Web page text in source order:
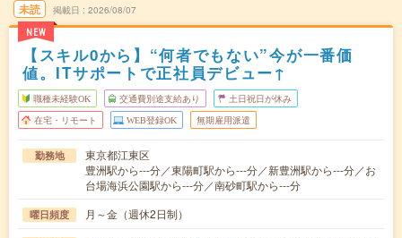
未読
NEW
掲載日 2026/08/07
【スキル0から】“何者でもない”今が一番価
値。ITサポートで正社員デビュー↑
職種未経験OK 交通費別途支給あり 土日祝日が休み
在宅・リモート WEB登録OK 無期雇用派遣
勤務地
東京都江東区
豊洲駅から---分／東陽町駅から---分／新豊洲駅から---分／お
台場海浜公園駅から---分／南砂町駅から---分
曜日頻度 月～金（週休2日制）